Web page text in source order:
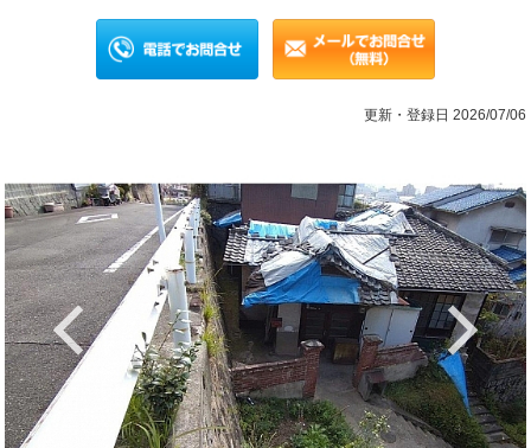
更新・登録日 2026/07/06
Previous